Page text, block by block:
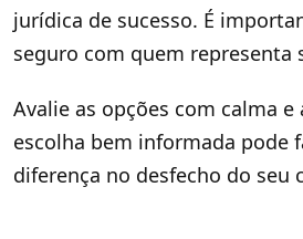
jurídica de sucesso. É
seguro com quem representa
Avalie as opções com calma e
escolha bem informada pode
diferença no desfecho do seu